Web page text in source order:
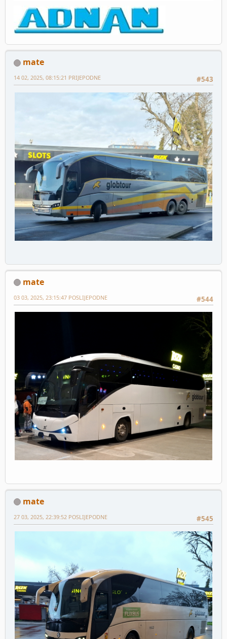
mate
#543
14 02, 2025, 08:15:21 PRIJEPODNE
mate
#544
03 03, 2025, 23:15:47 POSLIJEPODNE
mate
#545
27 03, 2025, 22:39:52 POSLIJEPODNE